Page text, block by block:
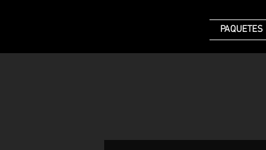
PAQUETES